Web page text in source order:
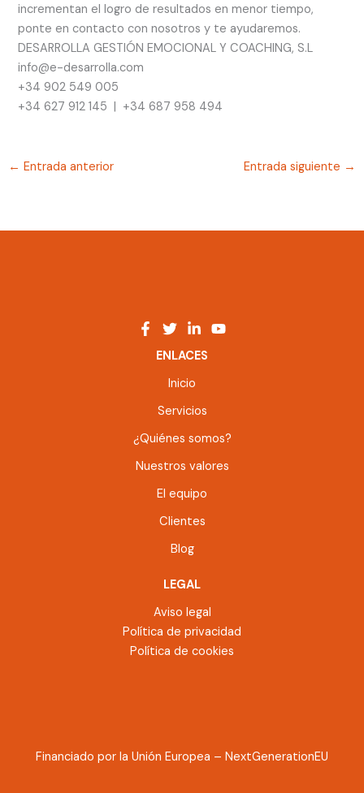
incrementan el logro de resultados en menor tiempo,
ponte en contacto con nosotros y te ayudaremos.
DESARROLLA GESTIÓN EMOCIONAL Y COACHING, S.L
info@e-desarrolla.com
+34 902 549 005
+34 627 912 145 | +34 687 958 494
← Entrada anterior Entrada siguiente →
ENLACES
Inicio
Servicios
¿Quiénes somos?
Nuestros valores
El equipo
Clientes
Blog
LEGAL
Aviso legal
Política de privacidad
Política de cookies
Financiado por la Unión Europea – NextGenerationEU